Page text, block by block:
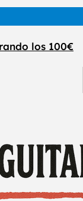
los 100€